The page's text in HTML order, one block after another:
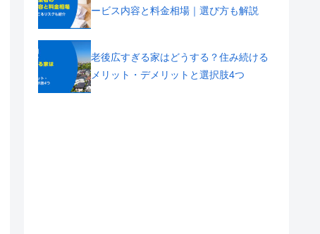
ービス内容と料金相場｜選び方も解説
老後広すぎる家はどうする？住み続ける
メリット・デメリットと選択肢4つ